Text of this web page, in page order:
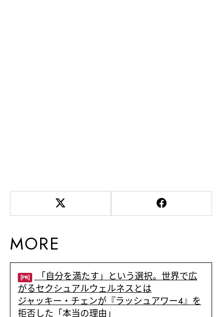
MORE
[PR] 「自分を満たす」という選択。世界で広
がるセクシュアルウェルネスとは
ジャッキー・チェンが『ラッシュアワー4』を
拒否した「本当の理由」